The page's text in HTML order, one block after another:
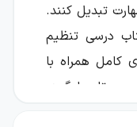
تبدیل کنند.
درسی تنظیم
کامل همراه با
تا یادگیری